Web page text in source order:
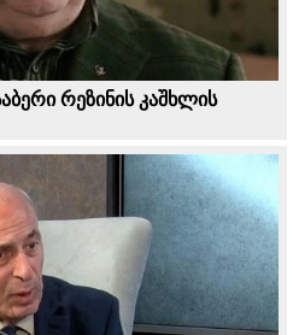
რეზინის კაშხლის